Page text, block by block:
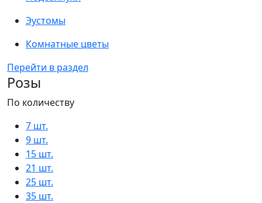
Эустомы
Комнатные цветы
Перейти в раздел
Розы
По количеству
7 шт.
9 шт.
15 шт.
21 шт.
25 шт.
35 шт.